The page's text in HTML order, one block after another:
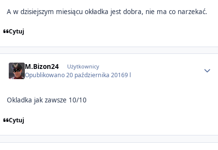
A w dzisiejszym miesiącu okładka jest dobra, nie ma co narzekać.
Cytuj
M.Bizon24 Użytkownicy
Opublikowano20 października 20169 l
Okladka jak zawsze 10/10
Cytuj